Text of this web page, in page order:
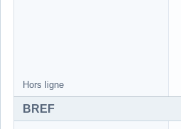
Hors ligne
BREF